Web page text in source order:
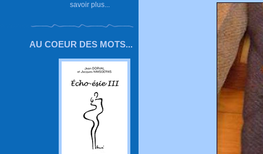
savoir plus...
AU COEUR DES MOTS...